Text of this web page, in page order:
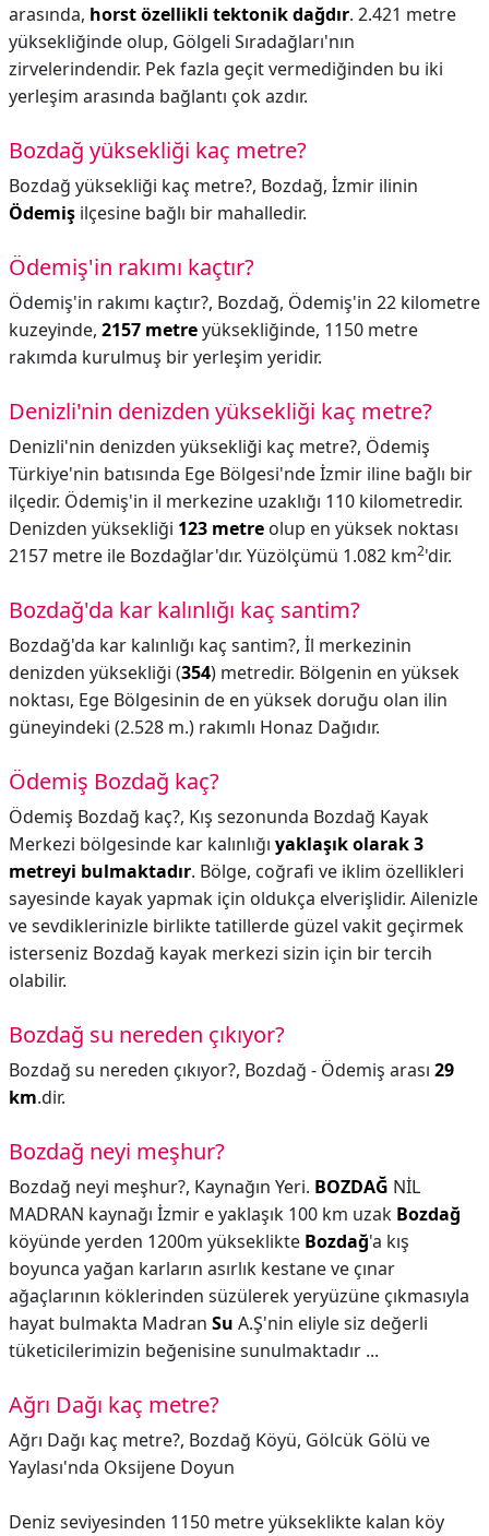
arasında, horst özellikli tektonik dağdır. 2.421 metre
yüksekliğinde olup, Gölgeli Sıradağları'nın
zirvelerindendir. Pek fazla geçit vermediğinden bu iki
yerleşim arasında bağlantı çok azdır.
Bozdağ yüksekliği kaç metre?
Bozdağ yüksekliği kaç metre?, Bozdağ, İzmir ilinin
Ödemiş ilçesine bağlı bir mahalledir.
Ödemiş'in rakımı kaçtır?
Ödemiş'in rakımı kaçtır?, Bozdağ, Ödemiş'in 22 kilometre
kuzeyinde, 2157 metreyüksekliğinde, 1150 metre
rakımda kurulmuş bir yerleşim yeridir.
Denizli'nin denizden yüksekliği kaç metre?
Denizli'nin denizden yüksekliği kaç metre?, Ödemiş
Türkiye'nin batısında Ege Bölgesi'nde İzmir iline bağlı bir
ilçedir. Ödemiş'in il merkezine uzaklığı 110 kilometredir.
Denizden yüksekliği 123 metre olup en yüksek noktası
2157 metre ile Bozdağlar'dır. Yüzölçümü 1.082 km2'dir.
Bozdağ'da kar kalınlığı kaç santim?
Bozdağ'da kar kalınlığı kaç santim?, İl merkezinin
denizden yüksekliği (354) metredir. Bölgenin en yüksek
noktası, Ege Bölgesinin de en yüksek doruğu olan ilin
güneyindeki (2.528 m.) rakımlı Honaz Dağıdır.
Ödemiş Bozdağ kaç?
Ödemiş Bozdağ kaç?, Kış sezonunda Bozdağ Kayak
Merkezi bölgesinde kar kalınlığı yaklaşık olarak 3
metreyi bulmaktadır. Bölge, coğrafi ve iklim özellikleri
sayesinde kayak yapmak için oldukça elverişlidir. Ailenizle
ve sevdiklerinizle birlikte tatillerde güzel vakit geçirmek
isterseniz Bozdağ kayak merkezi sizin için bir tercih
olabilir.
Bozdağ su nereden çıkıyor?
Bozdağ su nereden çıkıyor?, Bozdağ - Ödemiş arası 29
km.dir.
Bozdağ neyi meşhur?
Bozdağ neyi meşhur?, Kaynağın Yeri. BOZDAĞ NİL
MADRAN kaynağı İzmir e yaklaşık 100 km uzak Bozdağ
köyünde yerden 1200m yükseklikte Bozdağ'a kış
boyunca yağan karların asırlık kestane ve çınar
ağaçlarının köklerinden süzülerek yeryüzüne çıkmasıyla
hayat bulmakta Madran Su A.Ş'nin eliyle siz değerli
tüketicilerimizin beğenisine sunulmaktadır ...
Ağrı Dağı kaç metre?
Ağrı Dağı kaç metre?, Bozdağ Köyü, Gölcük Gölü ve
Yaylası'nda Oksijene Doyun
Deniz seviyesinden 1150 metre yükseklikte kalan köy